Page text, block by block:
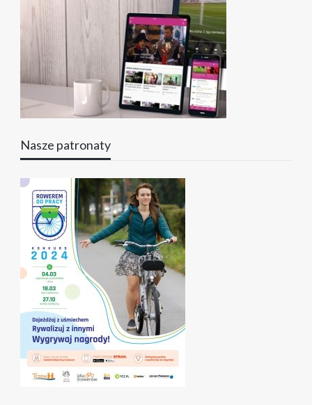
Nasze patronaty